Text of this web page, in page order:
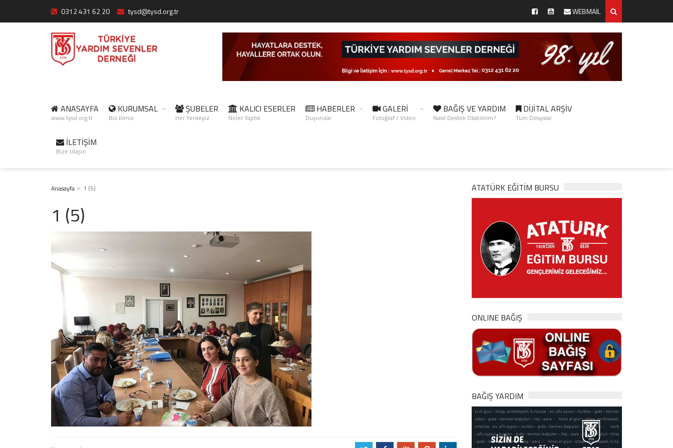
0312 431 62 20 tysd@tysd.org.tr WEBMAİL
ANASAYFA
www.tysd.org.tr
KURUMSAL
Biz Kimiz
ŞUBELER
Her Yerdeyiz
KALICI ESERLER
Neler Yaptık
HABERLER
Duyurular
GALERİ
Fotoğraf / Video
BAĞIŞ VE YARDIM
Nasıl Destek Olabilirim?
DİJİTAL ARŞİV
Tüm Dosyalar
İLETİŞİM
Bize Ulaşın
Anasayfa 1 (5)
1 (5)
ATATÜRK EĞITIM BURSU
ONLINE BAĞIŞ
BAĞIŞ YARDIM